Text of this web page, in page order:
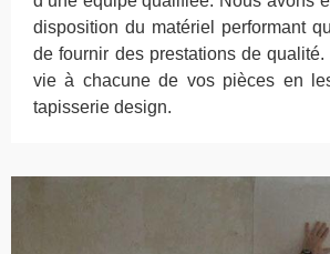
disposition du matériel performant
de fournir des prestations de
vie à chacune de vos pièces en
tapisserie design.